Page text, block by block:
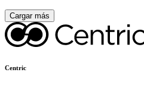
Cargar más
Centric